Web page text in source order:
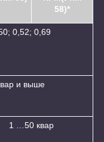
58)*
0,52; 0,69
и выше
1 …50 квар